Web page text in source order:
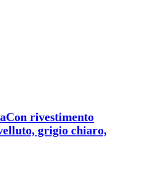
Con rivestimento
grigio chiaro,